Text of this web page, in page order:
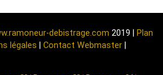
debistrage.com 2019 | Plan
légales Contact Webmaster|